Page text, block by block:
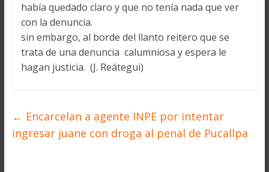
había quedado claro y que no tenía nada que ver
con la denuncia.
sin embargo, al borde del llanto reitero que se
trata de una denuncia calumniosa y espera le
hagan justicia. (J. Reátegui)
← Encarcelan a agente INPE por intentar
ingresar juane con droga al penal de Pucallpa